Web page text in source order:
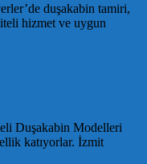
duşakabin tamiri,
hizmet ve uygun
Duşakabin Modelleri
katıyorlar. İzmit